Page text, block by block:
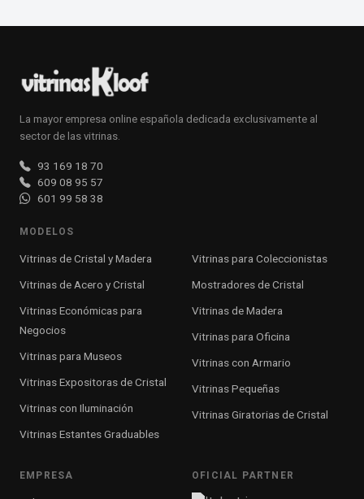
La mayor empresa online española dedicada exclusivamente al
sector de las vitrinas.
93 169 18 70
609 08 95 57
601 99 58 38
MODELOS
Vitrinas de Cristal y Madera
Vitrinas de Acero y Cristal
Vitrinas Económicas para
Negocios
Vitrinas para Museos
Vitrinas Expositoras de Cristal
Vitrinas con Iluminación
Vitrinas Estantes Graduables
Vitrinas para Coleccionistas
Mostradores de Cristal
Vitrinas de Madera
Vitrinas para Oficina
Vitrinas con Armario
Vitrinas Pequeñas
Vitrinas Giratorias de Cristal
EMPRESA OFICIAL PARTNER